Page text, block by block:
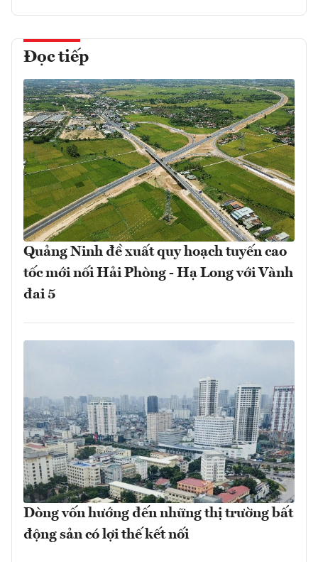
Đọc tiếp
Quảng Ninh đề xuất quy hoạch tuyến cao
tốc mới nối Hải Phòng - Hạ Long với Vành
đai 5
Dòng vốn hướng đến những thị trường bất
động sản có lợi thế kết nối